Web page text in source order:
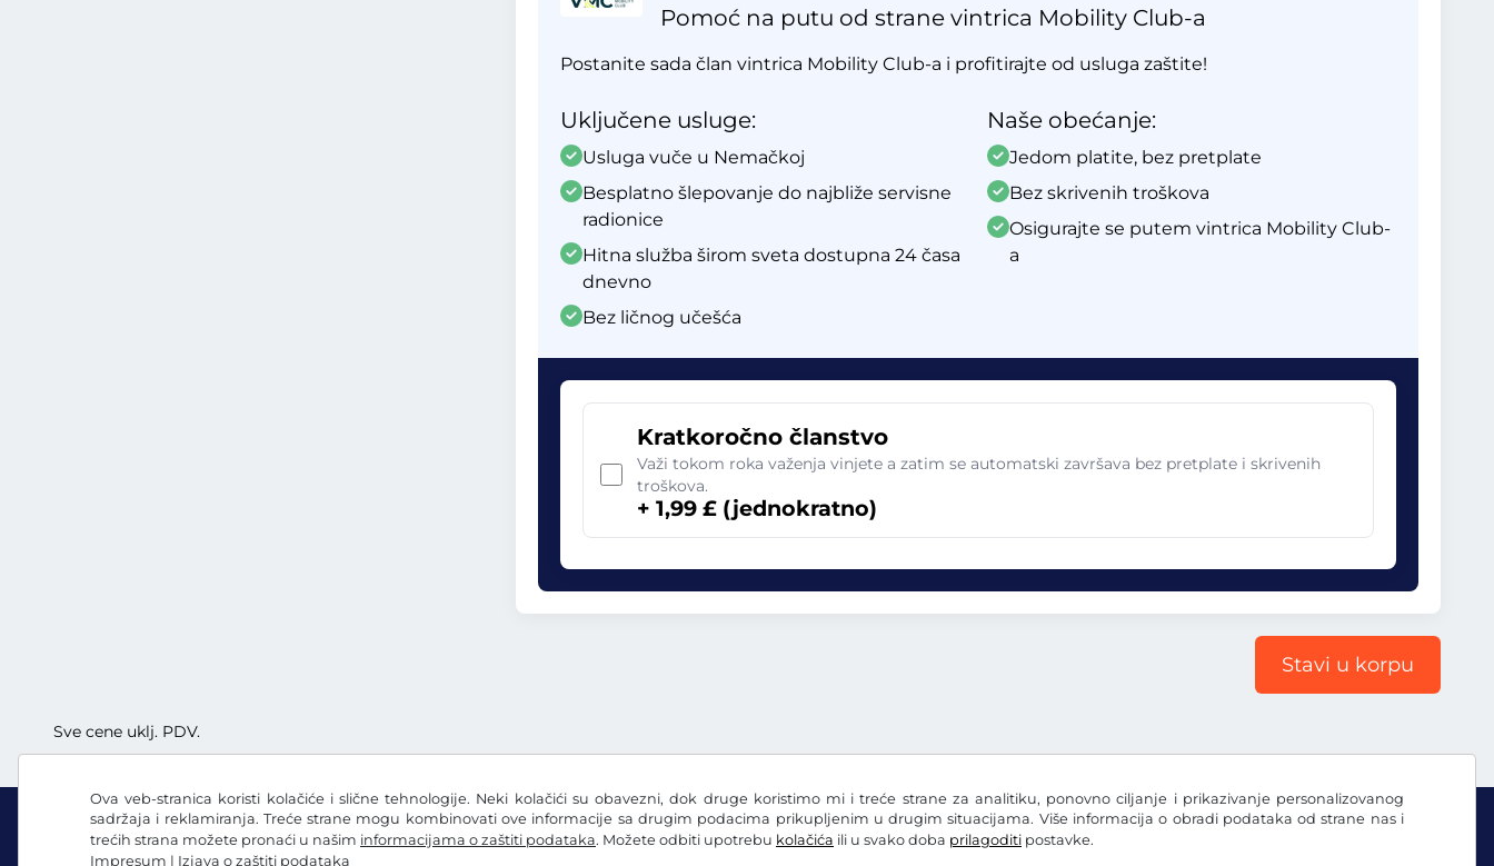
Ova veb-stranica koristi kolačiće i slične tehnologije. Neki kolačići su obavezni, dok druge koristimo mi i treće strane za analitiku, ponovno ciljanje i prikazivanje personalizovanog
sadržaja i reklamiranja. Treće strane mogu kombinovati ove informacije sa drugim podacima prikupljenim u drugim situacijama. Više informacija o obradi podataka od strane nas i
trećih strana možete pronaći u našim informacijama o zaštiti podataka. Možete odbiti upotrebu kolačića ili u svako doba prilagoditi postavke.
Impresum | Izjava o zaštiti podataka
Pomoć na putu od strane vintrica Mobility Club-a
Postanite sada član vintrica Mobility Club-a i profitirajte od usluga zaštite!
Uključene usluge:
Usluga vuče u Nemačkoj
Besplatno šlepovanje do najbliže servisne
radionice
Hitna služba širom sveta dostupna 24 časa
dnevno
Bez ličnog učešća
Naše obećanje:
Jedom platite, bez pretplate
Bez skrivenih troškova
Osigurajte se putem vintrica Mobility Club-
a
Kratkoročno članstvo
Važi tokom roka važenja vinjete a zatim se automatski završava bez pretplate i skrivenih
troškova.
+ 1,99 £ (jednokratno)
Stavi u korpu
Sve cene uklj. PDV.